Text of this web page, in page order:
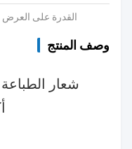
القدرة على العرض
وصف المنتج
شعار الطباعة